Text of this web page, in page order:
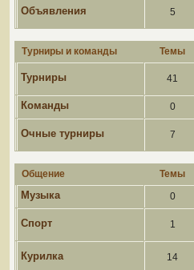
Объявления 5
Турниры и команды Темы
Турниры 41
Команды 0
Очные турниры 7
Общение Темы
Музыка 0
Спорт 1
Курилка 14